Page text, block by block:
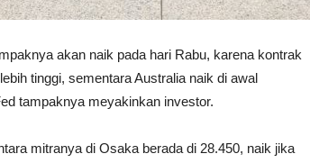
akan naik pada hari Rabu, karena kontrak
tinggi, sementara Australia naik di awal
tampaknya meyakinkan investor.
mitranya di Osaka berada di 28.450, naik jika